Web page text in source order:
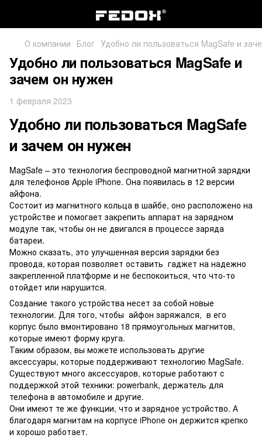
О компании Блог Удобно ли пользоваться MagSafe и
Удобно ли пользоваться MagSafe и
зачем он нужен
1 февраля 2023
Удобно ли пользоваться MagSafe
и зачем он нужен
MagSafe – это технология беспроводной магнитной зарядки
для телефонов Apple iPhone. Она появилась в 12 версии
айфона.
Состоит из магнитного кольца в шайбе, оно расположено на
устройстве и помогает закрепить аппарат на зарядном
модуле так, чтобы он не двигался в процессе заряда
батареи.
Можно сказать, это улучшенная версия зарядки без
провода, которая позволяет оставить гаджет на надежно
закрепленной платформе и не беспокоиться, что что-то
отойдет или нарушится.
Создание такого устройства несет за собой новые
технологии. Для того, чтобы айфон заряжался, в его
корпус было вмонтировано 18 прямоугольных магнитов,
которые имеют форму круга.
Таким образом, вы можете использовать другие
аксессуары, которые поддерживают технологию MagSafe.
Существуют много аксессуаров, которые работают с
поддержкой этой техники: powerbank, держатель для
телефона в автомобиле и другие.
Они имеют те же функции, что и зарядное устройство. А
благодаря магнитам на корпусе iPhone он держится крепко
и хорошо работает.